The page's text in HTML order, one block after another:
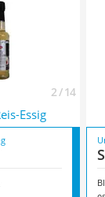
2 / 14
Essig